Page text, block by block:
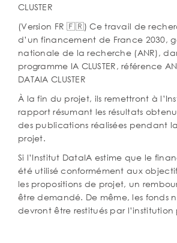
CLUSTER
(Version FR 🇫🇷) Ce travail de
d’un financement de France 2030,
nationale de la recherche (ANR),
programme IA CLUSTER, référence
DATAIA CLUSTER
À la fin du projet, ils remettront à
rapport résumant les résultats
des publications réalisées pendant
projet.
Si l’Institut DataIA estime que le
été utilisé conformément aux
les propositions de projet, un
être demandé. De même, les fonds
devront être restitués par